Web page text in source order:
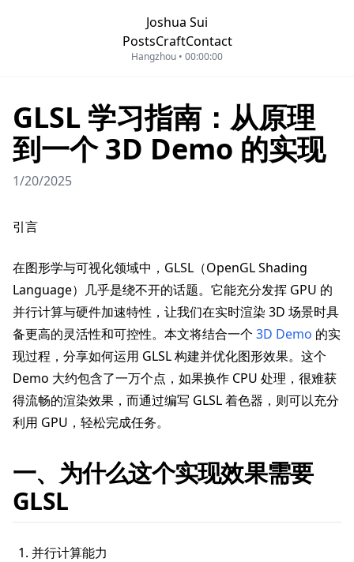
Joshua Sui
PostsCraftContact
Hangzhou • 00:00:00
GLSL 学习指南：从原理
到一个 3D Demo 的实现
1/20/2025
引言
在图形学与可视化领域中，GLSL（OpenGL Shading
Language）几乎是绕不开的话题。它能充分发挥 GPU 的
并行计算与硬件加速特性，让我们在实时渲染 3D 场景时具
备更高的灵活性和可控性。本文将结合一个 3D Demo 的实
现过程，分享如何运用 GLSL 构建并优化图形效果。这个
Demo 大约包含了一万个点，如果换作 CPU 处理，很难获
得流畅的渲染效果，而通过编写 GLSL 着色器，则可以充分
利用 GPU，轻松完成任务。
一、为什么这个实现效果需要
GLSL
并行计算能力